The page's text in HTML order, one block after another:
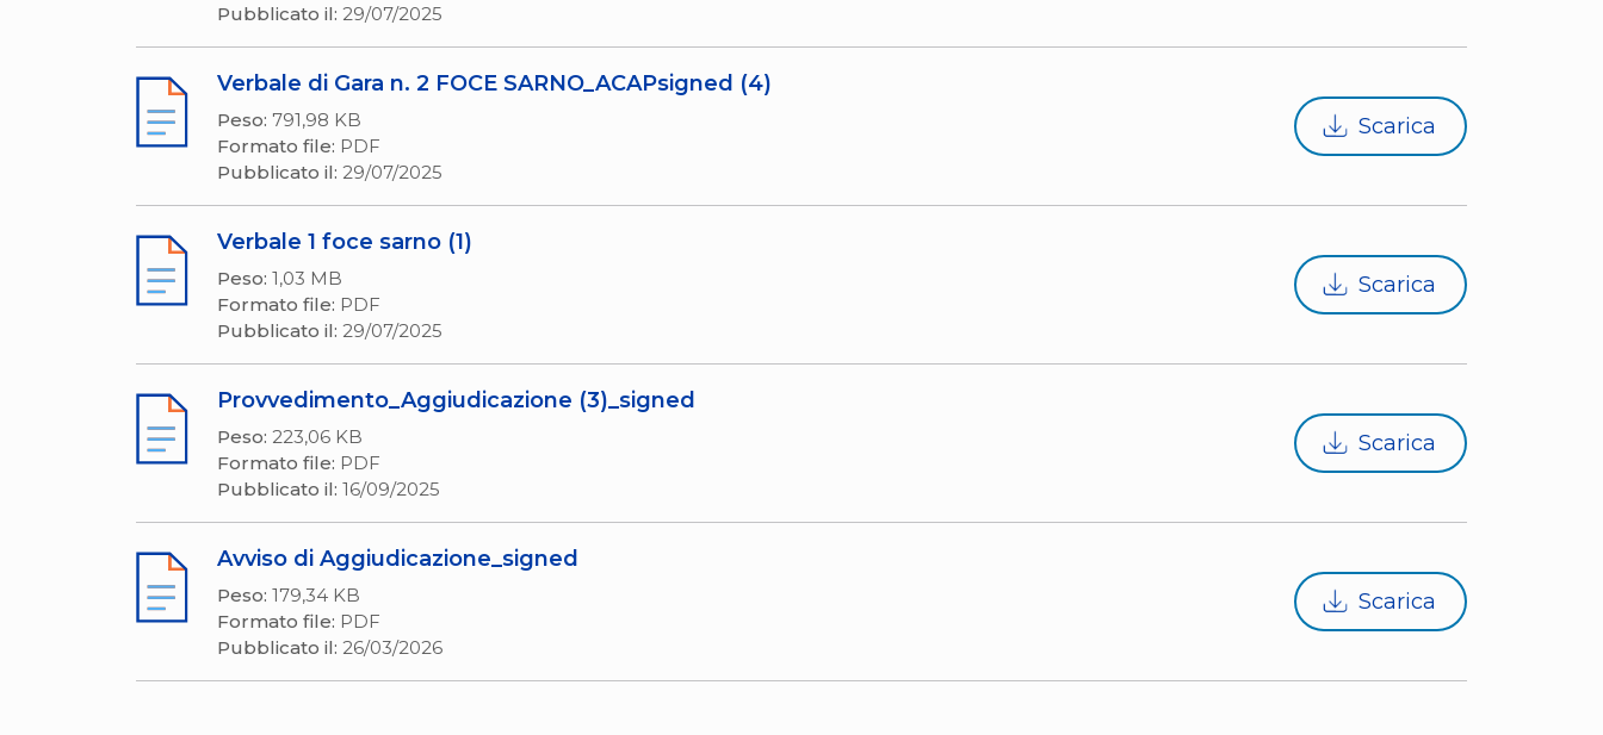
Pubblicato il: 29/07/2025
Verbale di Gara n. 2 FOCE SARNO_ACAPsigned (4)
Peso: 791,98 KB
Formato file: PDF
Pubblicato il: 29/07/2025
Scarica
Verbale 1 foce sarno (1)
Peso: 1,03 MB
Formato file: PDF
Pubblicato il: 29/07/2025
Scarica
Provvedimento_Aggiudicazione (3)_signed
Peso: 223,06 KB
Formato file: PDF
Pubblicato il: 16/09/2025
Scarica
Avviso di Aggiudicazione_signed
Peso: 179,34 KB
Formato file: PDF
Pubblicato il: 26/03/2026
Scarica